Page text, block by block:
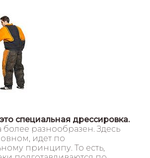
специальная дрессировка.
более разнообразен. Здесь
идет по
принципу. То есть,